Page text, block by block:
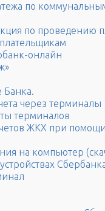
по
по проведению
онлайн
Банка.
через терминалы
терминалов
ЖКХ при
на компьютер